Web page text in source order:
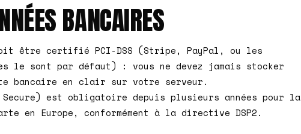
BANCAIRES
être certifié PCI-DSS (Stripe, PayPal, ou les
le sont par défaut) : vous ne devez jamais stocker
bancaire en clair sur votre serveur.
est obligatoire depuis plusieurs années pour la
en Europe, conformément à la directive DSP2.